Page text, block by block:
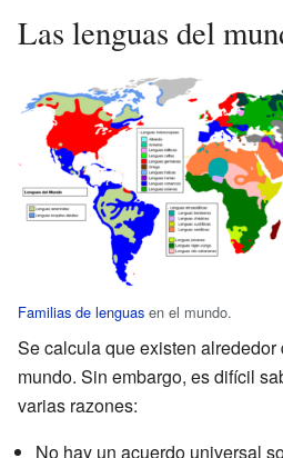
Las lenguas del
Familias de lenguas en el mundo.
Se calcula que existen
mundo. Sin embargo, es difícil
varias razones:
No hay un acuerdo universal